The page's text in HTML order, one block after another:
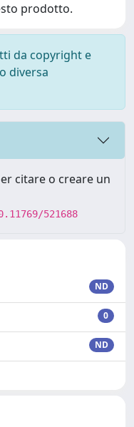
prodotto.
da copyright e
diversa
citare o creare un
521688
ND
0
ND